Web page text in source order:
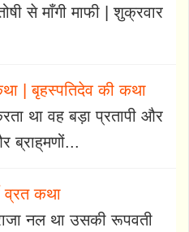
से माँगी माफी | शुक्रवार
| बृहस्पतिदेव की कथा
था वह बड़ा प्रतापी और
ब्राह्‌मणों...
व्रत कथा
नल था उसकी रूपवती